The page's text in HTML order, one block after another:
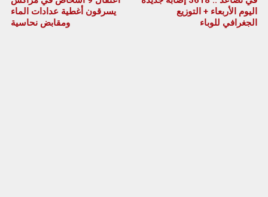
اليوم الأربعاء + التوزيع
الجغرافي للوباء
يسرقون أغطية عدادات الماء
ومقابض نحاسية